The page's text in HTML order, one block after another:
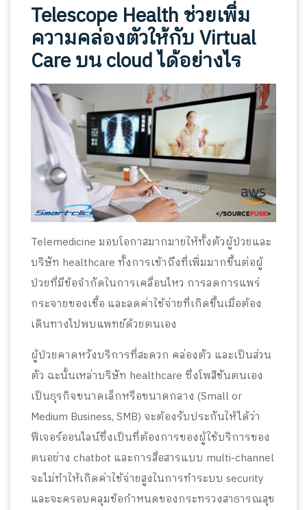
Telescope Health ช่วยเพิ่ม
ความคล่องตัวให้กับ Virtual
Care บน cloud ได้อย่างไร
Telemedicine มอบโอกาสมากมายให้ทั้งตัวผู้ป่วยและ
บริษัท healthcare ทั้งการเข้าถึงที่เพิ่มมากขึ้นต่อผู้
ป่วยที่มีข้อจำกัดในการเคลื่อนไหว การลดการแพร่
กระจายของเชื้อ และลดค่าใช้จ่ายที่เกิดขึ้นเมื่อต้อง
เดินทางไปพบแพทย์ด้วยตนเอง
ผู้ป่วยคาดหวังบริการที่สะดวก คล่องตัว และเป็นส่วน
ตัว ฉะนั้นเหล่าบริษัท healthcare ซึ่งโพสิชันตนเอง
เป็นธุรกิจขนาดเล็กหรือขนาดกลาง (Small or
Medium Business, SMB) จะต้องรับประกันให้ได้ว่า
ฟีเจอร์ออนไลน์ซึ่งเป็นที่ต้องการของผู้ใช้บริการของ
ตนอย่าง chatbot และการสื่อสารแบบ multi-channel
จะไม่ทำให้เกิดค่าใช้จ่ายสูงในการทำระบบ security
และจะครอบคลุมข้อกำหนดของกระทรวงสาธารณสุข